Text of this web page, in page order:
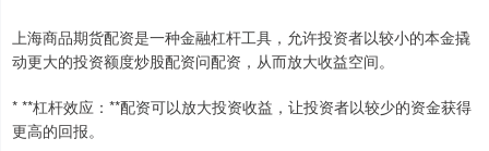
上海商品期货配资是一种金融杠杆工具，允许投资者以较小的本金撬
动更大的投资额度炒股配资问配资，从而放大收益空间。
* **杠杆效应：**配资可以放大投资收益，让投资者以较少的资金获得
更高的回报。